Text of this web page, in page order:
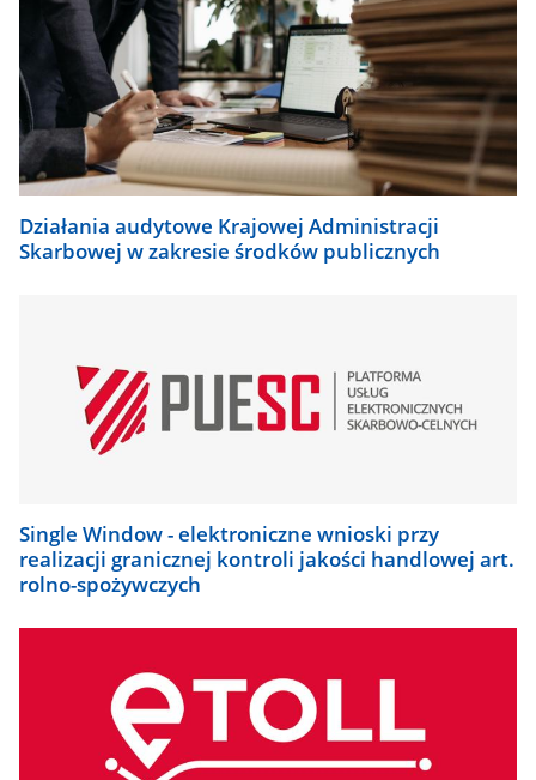
Działania audytowe Krajowej Administracji
Skarbowej w zakresie środków publicznych
Single Window - elektroniczne wnioski przy
realizacji granicznej kontroli jakości handlowej art.
rolno-spożywczych